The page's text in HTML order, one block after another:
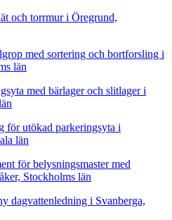
och torrmur i Öregrund,
med sortering och bortforsling i
län
med bärlager och slitlager i
för utökad parkeringsyta i
län
för belysningsmaster med
Stockholms län
dagvattenledning i Svanberga,